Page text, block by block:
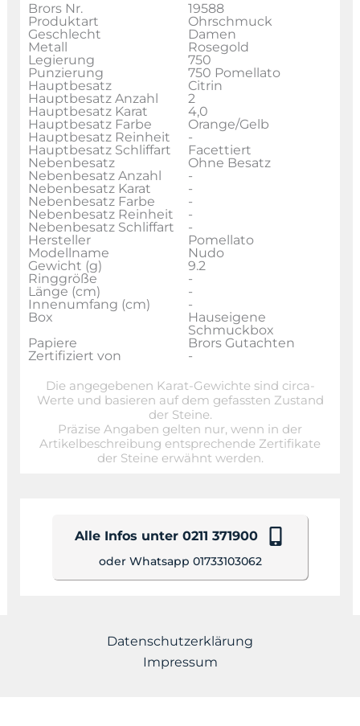
Brors Nr.
19588
Produktart
Ohrschmuck
Geschlecht
Damen
Metall
Rosegold
Legierung
750
Punzierung
750 Pomellato
Hauptbesatz
Citrin
Hauptbesatz Anzahl
2
Hauptbesatz Karat
4,0
Hauptbesatz Farbe
Orange/Gelb
Hauptbesatz Reinheit
-
Hauptbesatz Schliffart
Facettiert
Nebenbesatz
Ohne Besatz
Nebenbesatz Anzahl
-
Nebenbesatz Karat
-
Nebenbesatz Farbe
-
Nebenbesatz Reinheit
-
Nebenbesatz Schliffart
-
Hersteller
Pomellato
Modellname
Nudo
Gewicht (g)
9.2
Ringgröße
-
Länge (cm)
-
Innenumfang (cm)
-
Box
Hauseigene
Schmuckbox
Papiere
Brors Gutachten
Zertifiziert von
-
Die angegebenen Karat-Gewichte sind circa-
Werte und basieren auf dem gefassten Zustand
der Steine.
Präzise Angaben gelten nur, wenn in der
Artikelbeschreibung entsprechende Zertifikate
der Steine erwähnt werden.
Alle Infos unter 0211 371900
oder Whatsapp 01733103062
Datenschutzerklärung
Impressum